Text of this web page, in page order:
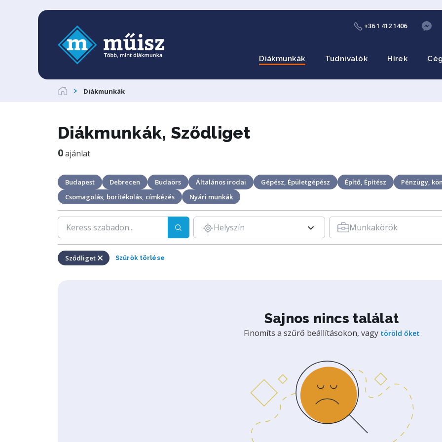
+36 1 412 1406
Diákmunkák Tudnivalók Hírek
Diákmunkák
Diákmunkák, Sződliget
0ajánlat
Budapest Debrecen Budaörs Általános irodai Gépész, Épületgépész Építő, Építész
Pénzügy,
Csomagolás, borítékolás, címkézés
Nyári munkák
Helyszín Munkakörök
Sződliget Szűrők törlése
Sajnos nincs találat
Finomíts a szűrő beállításokon, vagy töröld őket